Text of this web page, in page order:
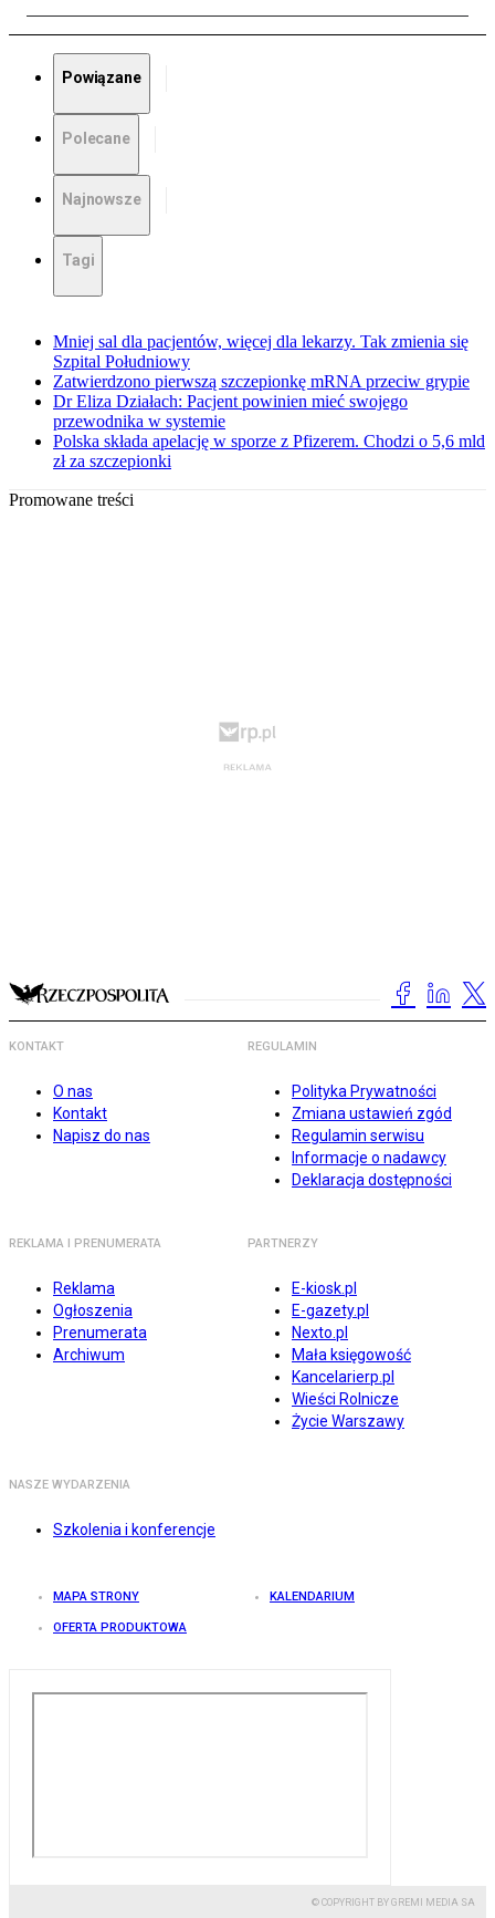
Powiązane
Polecane
Najnowsze
Tagi
Mniej sal dla pacjentów, więcej dla lekarzy. Tak zmienia się
Szpital Południowy
Zatwierdzono pierwszą szczepionkę mRNA przeciw grypie
Dr Eliza Działach: Pacjent powinien mieć swojego
przewodnika w systemie
Polska składa apelację w sporze z Pfizerem. Chodzi o 5,6 mld
zł za szczepionki
Promowane treści
KONTAKT
O nas
Kontakt
Napisz do nas
REGULAMIN
Polityka Prywatności
Zmiana ustawień zgód
Regulamin serwisu
Informacje o nadawcy
Deklaracja dostępności
REKLAMA I PRENUMERATA
Reklama
Ogłoszenia
Prenumerata
Archiwum
PARTNERZY
E-kiosk.pl
E-gazety.pl
Nexto.pl
Mała księgowość
Kancelarierp.pl
Wieści Rolnicze
Życie Warszawy
NASZE WYDARZENIA
Szkolenia i konferencje
MAPA STRONY KALENDARIUM
OFERTA PRODUKTOWA
© COPYRIGHT BY GREMI MEDIA SA